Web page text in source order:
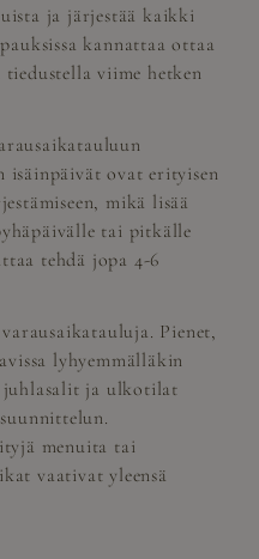
ja järjestää kaikki
kannattaa ottaa
viime hetken
isäinpäivät ovat erityisen
mikä lisää
tai pitkälle
tehdä jopa 4-6
Pienet,
lyhyemmälläkin
juhlasalit ja ulkotilat
menuita tai
vaativat yleensä